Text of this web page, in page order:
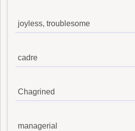
joyless, troublesome
cadre
Chagrined
managerial